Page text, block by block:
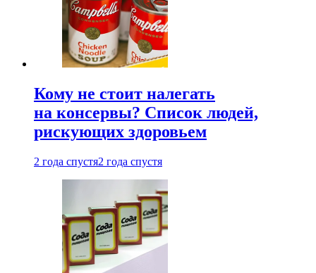
Кому не стоит налегать
на консервы? Список людей,
рискующих здоровьем
2 года спустя2 года спустя